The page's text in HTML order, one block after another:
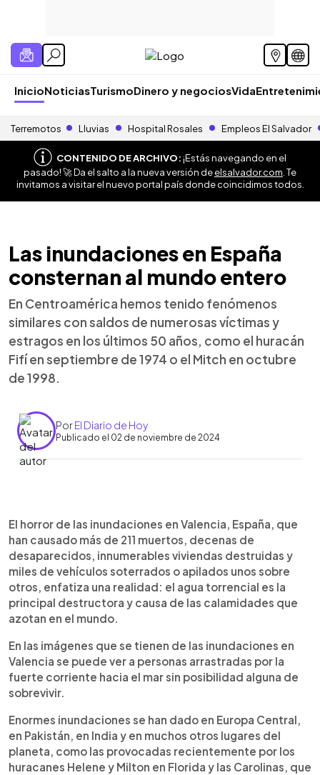
InicioNoticiasTurismoDinero y negociosVida
Terremotos Lluvias Hospital Rosales Empleos El Salvador
CONTENIDO DE ARCHIVO:¡Estás navegando en el
pasado! 🚀 Da el salto a la nueva versión deelsalvador.com . Te
invitamos a visitar el nuevo portal país donde coincidimos todos.
Las inundaciones en España
consternan al mundo entero
En Centroamérica hemos tenido fenómenos
similares con saldos de numerosas víctimas y
estragos en los últimos 50 años, como el huracán
Fifí en septiembre de 1974 o el Mitch en octubre
de 1998.
PorEl Diario de Hoy
Publicado el 02 de noviembre de 2024
Escuchar artículo
El horror de las inundaciones en Valencia, España, que
han causado más de 211 muertos, decenas de
desaparecidos, innumerables viviendas destruidas y
miles de vehículos soterrados o apilados unos sobre
otros, enfatiza una realidad: el agua torrencial es la
principal destructora y causa de las calamidades que
azotan en el mundo.
En las imágenes que se tienen de las inundaciones en
Valencia se puede ver a personas arrastradas por la
fuerte corriente hacia el mar sin posibilidad alguna de
sobrevivir.
Enormes inundaciones se han dado en Europa Central,
en Pakistán, en India y en muchos otros lugares del
planeta, como las provocadas recientemente por los
huracanes Helene y Milton en Florida y las Carolinas, que